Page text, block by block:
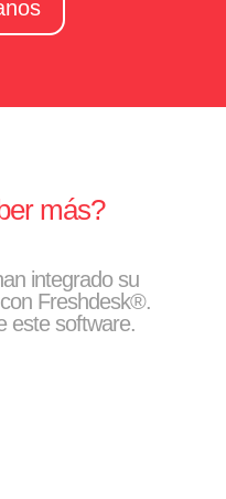
más?
integrado su
Freshdesk®.
este software.